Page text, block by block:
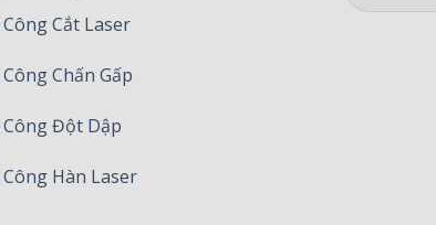
Công Cắt Laser
Công Chấn Gấp
Công Đột Dập
Công Hàn Laser